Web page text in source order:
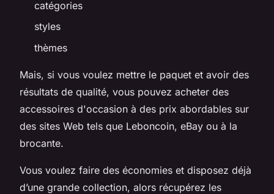
catégories
styles
thèmes
Mais, si vous voulez mettre le paquet et avoir des
résultats de qualité, vous pouvez acheter des
accessoires d'occasion à des prix abordables sur
des sites Web tels que Leboncoin, eBay ou à la
brocante.
Vous voulez faire des économies et disposez déjà
d’une grande collection, alors récupérez les